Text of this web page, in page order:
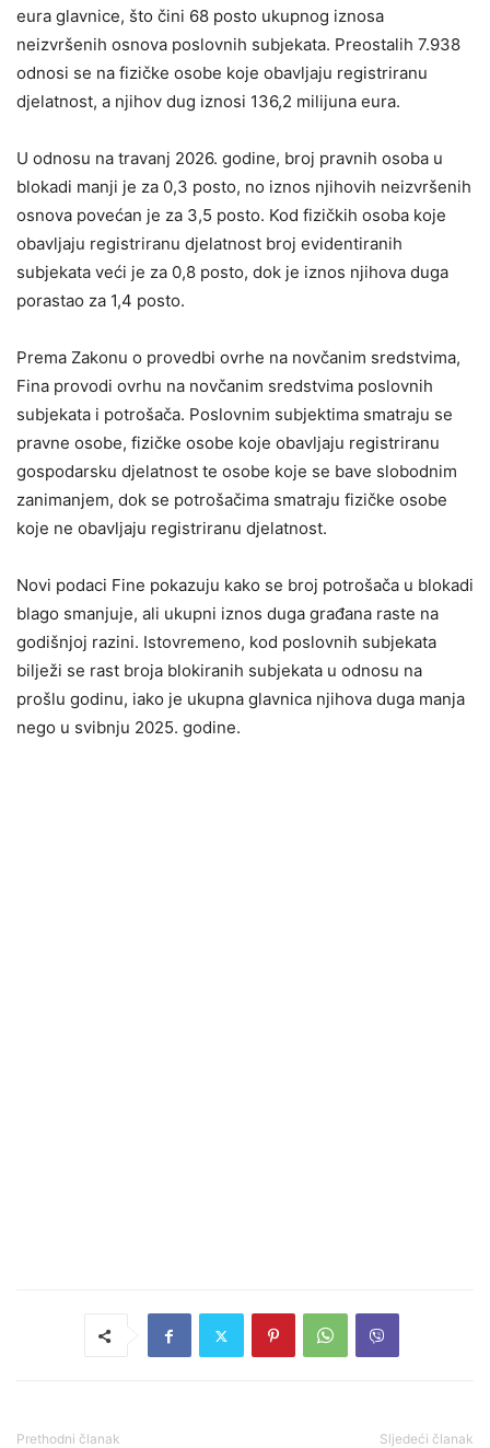
eura glavnice, što čini 68 posto ukupnog iznosa
neizvršenih osnova poslovnih subjekata. Preostalih 7.938
odnosi se na fizičke osobe koje obavljaju registriranu
djelatnost, a njihov dug iznosi 136,2 milijuna eura.
U odnosu na travanj 2026. godine, broj pravnih osoba u
blokadi manji je za 0,3 posto, no iznos njihovih neizvršenih
osnova povećan je za 3,5 posto. Kod fizičkih osoba koje
obavljaju registriranu djelatnost broj evidentiranih
subjekata veći je za 0,8 posto, dok je iznos njihova duga
porastao za 1,4 posto.
Prema Zakonu o provedbi ovrhe na novčanim sredstvima,
Fina provodi ovrhu na novčanim sredstvima poslovnih
subjekata i potrošača. Poslovnim subjektima smatraju se
pravne osobe, fizičke osobe koje obavljaju registriranu
gospodarsku djelatnost te osobe koje se bave slobodnim
zanimanjem, dok se potrošačima smatraju fizičke osobe
koje ne obavljaju registriranu djelatnost.
Novi podaci Fine pokazuju kako se broj potrošača u blokadi
blago smanjuje, ali ukupni iznos duga građana raste na
godišnjoj razini. Istovremeno, kod poslovnih subjekata
bilježi se rast broja blokiranih subjekata u odnosu na
prošlu godinu, iako je ukupna glavnica njihova duga manja
nego u svibnju 2025. godine.
Prethodni članak Sljedeći članak